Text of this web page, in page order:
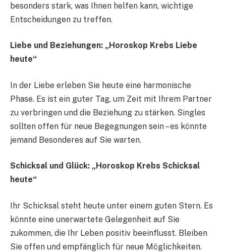
besonders stark, was Ihnen helfen kann, wichtige
Entscheidungen zu treffen.
Liebe und Beziehungen: „Horoskop Krebs Liebe
heute“
In der Liebe erleben Sie heute eine harmonische
Phase. Es ist ein guter Tag, um Zeit mit Ihrem Partner
zu verbringen und die Beziehung zu stärken. Singles
sollten offen für neue Begegnungen sein – es könnte
jemand Besonderes auf Sie warten.
Schicksal und Glück: „Horoskop Krebs Schicksal
heute“
Ihr Schicksal steht heute unter einem guten Stern. Es
könnte eine unerwartete Gelegenheit auf Sie
zukommen, die Ihr Leben positiv beeinflusst. Bleiben
Sie offen und empfänglich für neue Möglichkeiten.